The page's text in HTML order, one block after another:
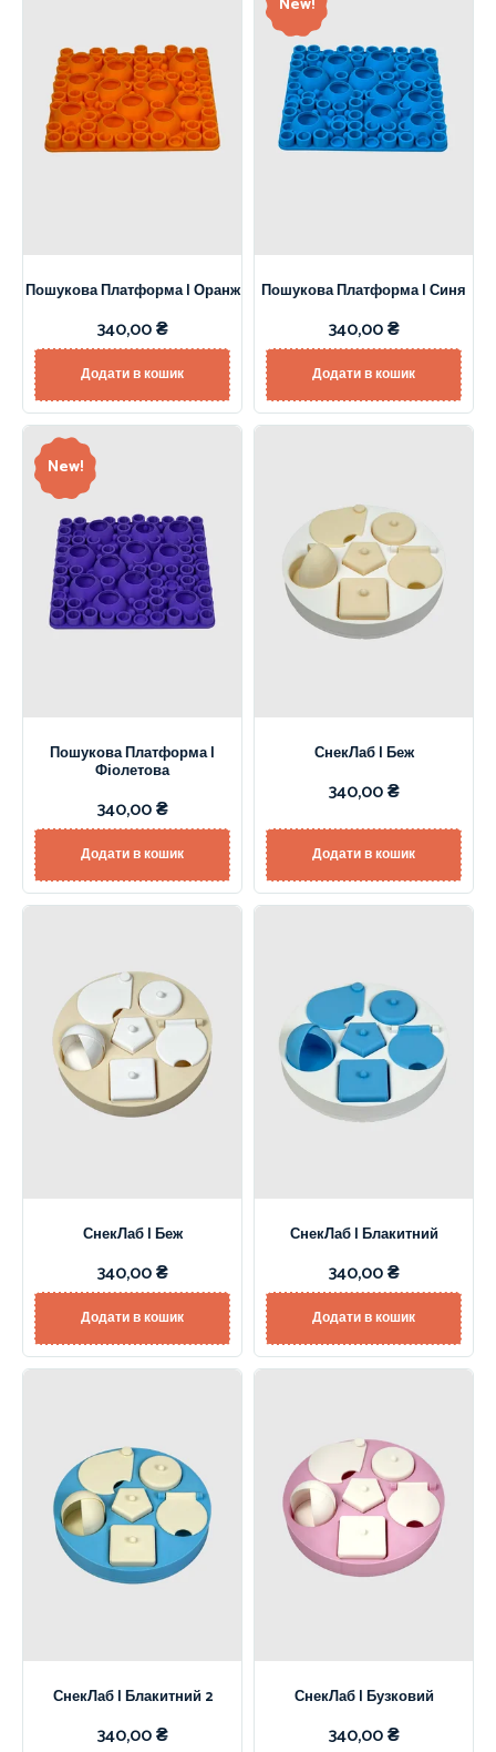
Пошукова Платформа | Оранж
340,00₴
Додати в кошик
New!
Пошукова Платформа | Синя
340,00₴
Додати в кошик
New!
Пошукова Платформа |
Фіолетова
340,00₴
Додати в кошик
СнекЛаб | Беж
340,00₴
Додати в кошик
СнекЛаб | Беж
340,00₴
Додати в кошик
СнекЛаб | Блакитний
340,00₴
Додати в кошик
СнекЛаб | Блакитний 2
340,00₴
СнекЛаб | Бузковий
340,00₴